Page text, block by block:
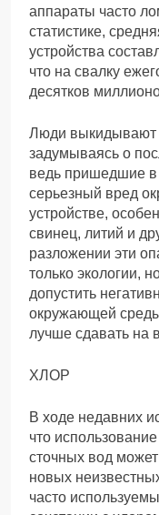
аппараты часто
статистике,
устройства
что на свалку
десятков
Люди выкидывают
задумываясь о
ведь пришедшие в
серьезный вред
устройстве,
свинец, литий и
разложении эти
только экологии,
допустить
окружающей
лучше сдавать на
ХЛОР
В ходе недавних
что
сточных вод
новых
часто